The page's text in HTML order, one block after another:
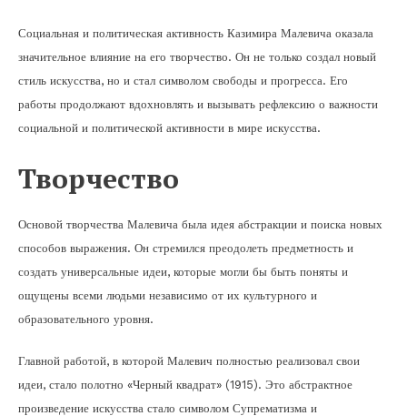
Социальная и политическая активность Казимира Малевича оказала
значительное влияние на его творчество. Он не только создал новый
стиль искусства, но и стал символом свободы и прогресса. Его
работы продолжают вдохновлять и вызывать рефлексию о важности
социальной и политической активности в мире искусства.
Творчество
Основой творчества Малевича была идея абстракции и поиска новых
способов выражения. Он стремился преодолеть предметность и
создать универсальные идеи, которые могли бы быть поняты и
ощущены всеми людьми независимо от их культурного и
образовательного уровня.
Главной работой, в которой Малевич полностью реализовал свои
идеи, стало полотно «Черный квадрат» (1915). Это абстрактное
произведение искусства стало символом Супрематизма и